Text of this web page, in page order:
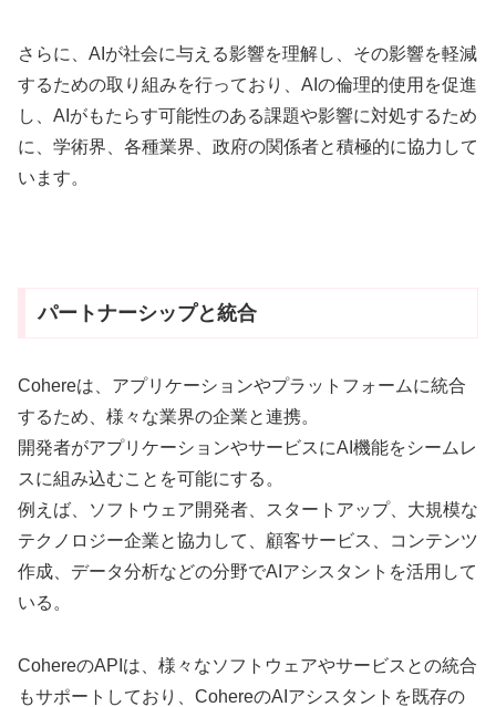
さらに、AIが社会に与える影響を理解し、その影響を軽減
するための取り組みを行っており、AIの倫理的使用を促進
し、AIがもたらす可能性のある課題や影響に対処するため
に、学術界、各種業界、政府の関係者と積極的に協力して
います。
パートナーシップと統合
Cohereは、アプリケーションやプラットフォームに統合
するため、様々な業界の企業と連携。
開発者がアプリケーションやサービスにAI機能をシームレ
スに組み込むことを可能にする。
例えば、ソフトウェア開発者、スタートアップ、大規模な
テクノロジー企業と協力して、顧客サービス、コンテンツ
作成、データ分析などの分野でAIアシスタントを活用して
いる。
CohereのAPIは、様々なソフトウェアやサービスとの統合
もサポートしており、CohereのAIアシスタントを既存の